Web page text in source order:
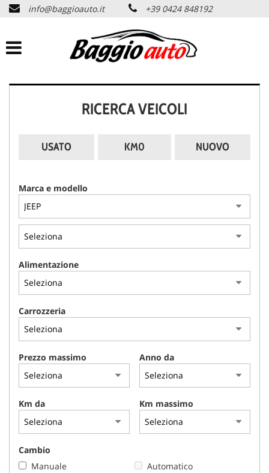
AZIENDA
LISTA VEICOLI
SERVIZI
NEWS
info@baggioauto.it +39 0424 848192
RICERCA VEICOLI
USATO KM0 NUOVO
Marca e modello
Alimentazione
Carrozzeria
Prezzo massimo Anno da
Km da Km massimo
Cambio
Manuale
Automatico